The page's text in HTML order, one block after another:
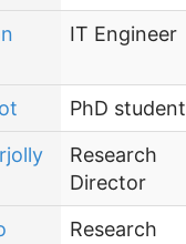
IT Engineer
PhD student
Research
Director
Research